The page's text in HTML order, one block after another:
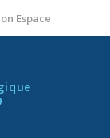
Espace